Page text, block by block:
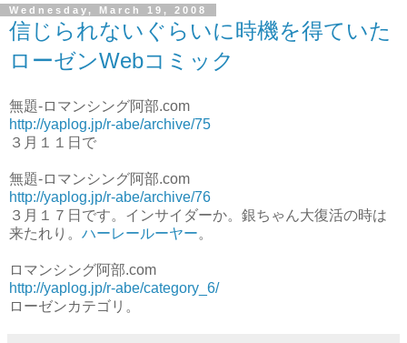
Wednesday, March 19, 2008
信じられないぐらいに時機を得ていた
ローゼンWebコミック
無題-ロマンシング阿部.com
http://yaplog.jp/r-abe/archive/75
３月１１日で
無題-ロマンシング阿部.com
http://yaplog.jp/r-abe/archive/76
３月１７日です。インサイダーか。銀ちゃん大復活の時は
来たれり。 ハーレールーヤー。
ロマンシング阿部.com
http://yaplog.jp/r-abe/category_6/
ローゼンカテゴリ。